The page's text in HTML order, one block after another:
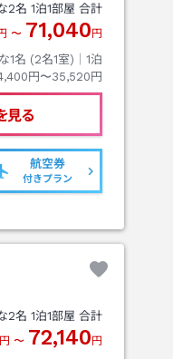
2名 1泊1部屋 合計
〜 71,040 円
1名 (2名1室)｜ 1泊
円〜35,520円
見る
航空券
付きプラン
2名 1泊1部屋 合計
円 〜 72,140 円